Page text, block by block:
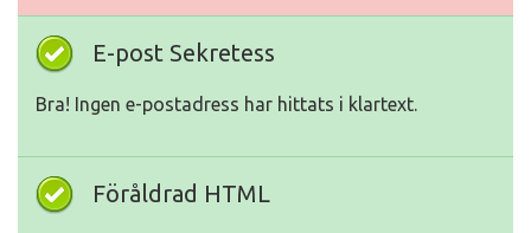
E-post Sekretess
Bra! Ingen e-postadress har hittats i klartext.
Föråldrad HTML